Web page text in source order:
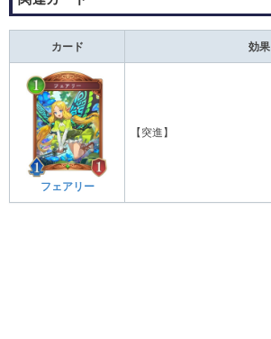
カード 効果
フェアリー
【突進】